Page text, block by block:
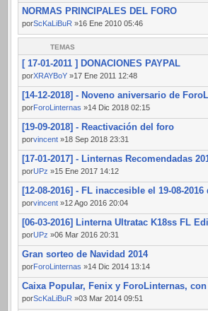
NORMAS PRINCIPALES DEL FORO
porScKaLiBuR »16 Ene 2010 05:46
TEMAS
[ 17-01-2011 ] DONACIONES PAYPAL
porXRAYBoY »17 Ene 2011 12:48
[14-12-2018] - Noveno aniversario de
porForoLinternas »14 Dic 2018 02:15
[19-09-2018] - Reactivación del foro
porvincent »18 Sep 2018 23:31
[17-01-2017] - Linternas Recomendadas
porUPz »15 Ene 2017 14:12
[12-08-2016] - FL inaccesible el 19-08-2016
porvincent »12 Ago 2016 20:04
[06-03-2016] Linterna Ultratac K18ss FL
porUPz »06 Mar 2016 20:31
Gran sorteo de Navidad 2014
porForoLinternas »14 Dic 2014 13:14
Caixa Popular, Fenix y ForoLinternas,
porScKaLiBuR »03 Mar 2014 09:51